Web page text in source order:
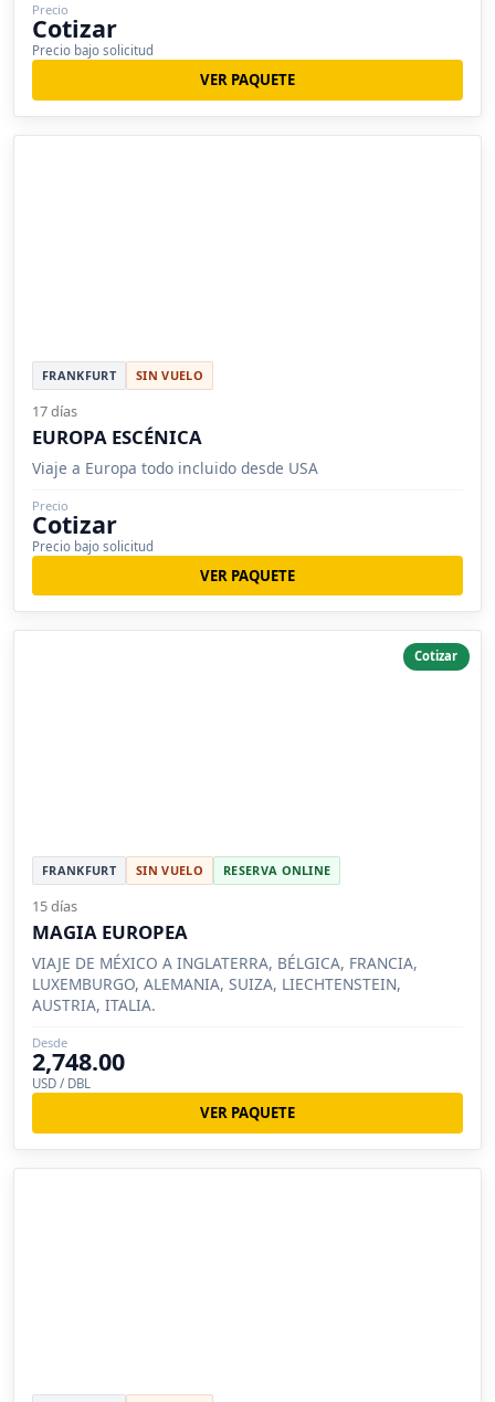
Precio
Cotizar
Precio bajo solicitud
VER PAQUETE
FRANKFURT SIN VUELO
17 días
EUROPA ESCÉNICA
Viaje a Europa todo incluido desde USA
Precio
Cotizar
Precio bajo solicitud
VER PAQUETE
Cotizar
FRANKFURT SIN VUELO RESERVA ONLINE
15 días
MAGIA EUROPEA
VIAJE DE MÉXICO A INGLATERRA, BÉLGICA, FRANCIA,
LUXEMBURGO, ALEMANIA, SUIZA, LIECHTENSTEIN,
AUSTRIA, ITALIA.
Desde
2,748.00
USD / DBL
VER PAQUETE